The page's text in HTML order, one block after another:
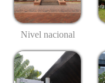
Nivel nacional